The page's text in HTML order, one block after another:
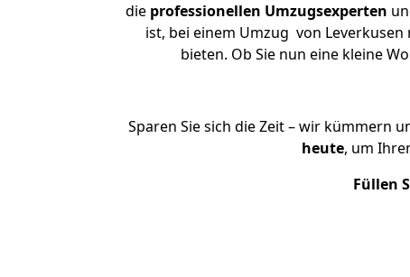
die professionellen Umzugsexperten
ist, bei einem Umzug von
bieten. Ob Sie nun eine kleine
Sparen Sie sich die Zeit – wir kümmern
heute, um
Füllen